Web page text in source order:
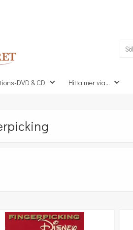
DVD & CD Hitta mer via...